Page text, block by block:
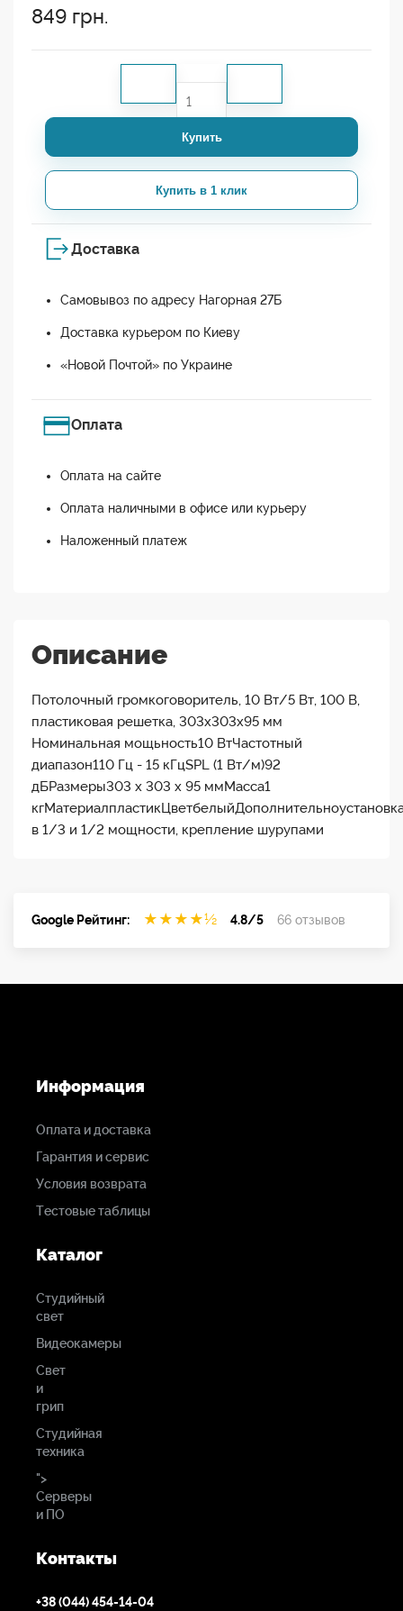
849 грн.
Купить
Купить в 1 клик
Доставка
Самовывоз по адресу Нагорная 27Б
Доставка курьером по Киеву
«Новой Почтой» по Украине
Оплата
Оплата на сайте
Оплата наличными в офисе или курьеру
Наложенный платеж
Описание
Потолочный громкоговоритель, 10 Вт/5 Вт, 100 В,
пластиковая решетка, 303х303х95 мм
Номинальная мощьность10 ВтЧастотный
диапазон110 Гц - 15 кГцSPL (1 Вт/м)92
дБРазмеры303 х 303 х 95 ммМасса1
в 1/3 и 1/2 мощности, крепление шурупами
Google Рейтинг: ★ ★ ★ ★½ 4.8/5 66 отзывов
Информация
Оплата и доставка
Гарантия и сервис
Условия возврата
Тестовые таблицы
Каталог
Студийный
свет
Видеокамеры
Свет
и
грип
Студийная
техника
">
Серверы
и ПО
Контакты
+38 (044) 454-14-04